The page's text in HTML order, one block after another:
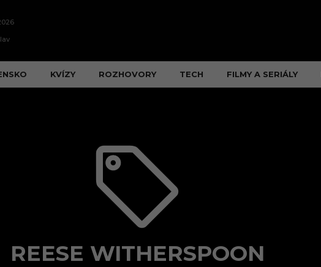
KVÍZY ROZHOVORY TECH FILMY A SERIÁLY
REESE WITHERSPOON